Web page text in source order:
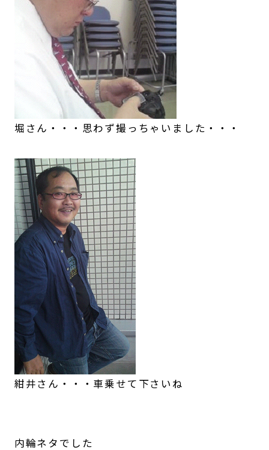
堀さん・・・思わず撮っちゃいました・・・
紺井さん・・・車乗せて下さいね
内輪ネタでした